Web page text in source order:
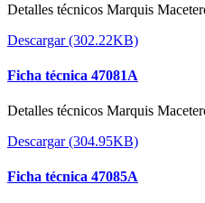
Detalles técnicos Marquis
Descargar (302.22KB)
Ficha técnica 47081A
Detalles técnicos Marquis
Descargar (304.95KB)
Ficha técnica 47085A